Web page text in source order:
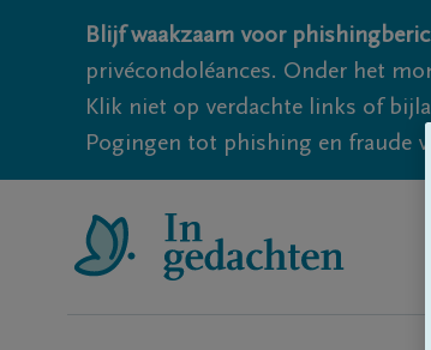
Blijf waakzaam voor
privécondoléances. Onder het
Klik niet op verdachte links of
Pogingen tot phishing en fraude